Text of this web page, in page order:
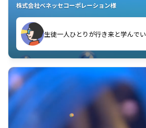
株式会社ベネッセコーポレーション様
児童生徒たちが自ら「学び合う」全
現しました
教室中の児童生徒が「問題が解け
ことが楽しい」を実感しています